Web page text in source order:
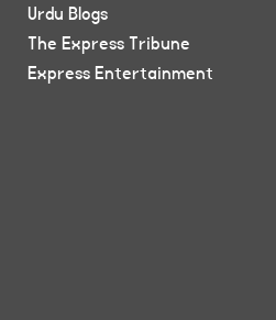
Urdu Blogs
The Express Tribune
Express Entertainment